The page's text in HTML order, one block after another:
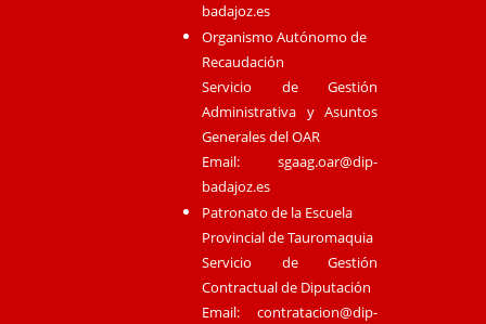
badajoz.es
Organismo Autónomo de
Recaudación
Servicio de Gestión
Administrativa y Asuntos
Generales del OAR
Email:sgaag.oar@dip-
badajoz.es
Patronato de la Escuela
Provincial de Tauromaquia
Servicio de Gestión
Contractual de Diputación
Email:contratacion@dip-